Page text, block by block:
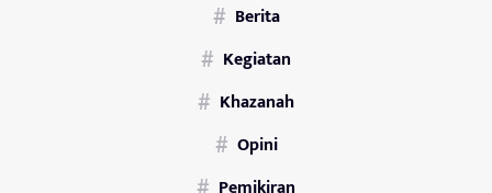
Berita
Kegiatan
Khazanah
Opini
Pemikiran